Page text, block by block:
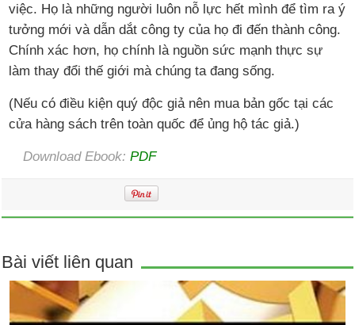
việc. Họ là những người luôn nỗ lực hết mình để tìm ra ý
tưởng mới và dẫn dắt công ty của họ đi đến thành công.
Chính xác hơn, họ chính là nguồn sức mạnh thực sự
làm thay đổi thế giới mà chúng ta đang sống.
(Nếu có điều kiện quý độc giả nên mua bản gốc tại các
cửa hàng sách trên toàn quốc để ủng hộ tác giả.)
Download Ebook:PDF
Bài viết liên quan